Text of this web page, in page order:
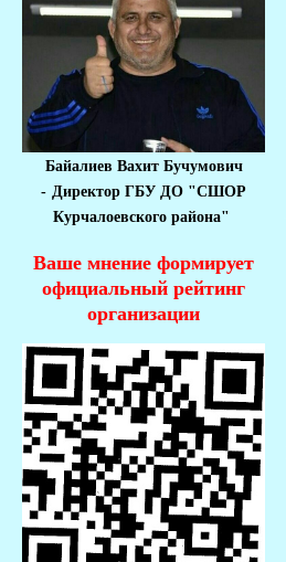
Байалиев Вахит Бучумович
- Директор ГБУ ДО "СШОР
Курчалоевского района"
Ваше мнение формирует
официальный рейтинг
организации